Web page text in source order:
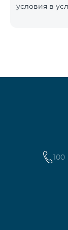
условия в
100